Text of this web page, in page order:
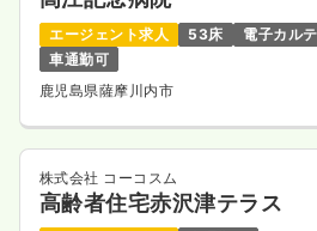
エージェント求人 53床
電子カルテ
車通勤可
鹿児島県薩摩川内市
株式会社 コーコスム
高齢者住宅赤沢津テラス